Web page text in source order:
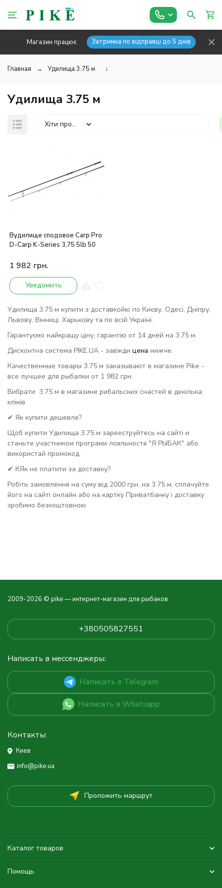
Магазин працює Затримка по відправці до 5 днів
Главная Удилища 3.75 м ↓
Удилища 3.75 м
Хіти продажів
Вудилище сподовое Carp Pro
D-Carp K-Series 3,75 5lb 50
1 982 грн.
Уведомить
Удилища 3.75 м купити з доставкойю по Києву, Одесі, Дніпру,
Львову, Вінниці, Харькову та по всій Україні.
Гарантуємо найкращу ціну, гарантію от 14 дней на 3.75 м.
Дисконтна система PIKE.UA - завжди цена нижче.
Качественные товары 3.75 м заказывают в магазине Pike -
все лучшее для рыбалки от 1 982 грн.
Вибрати 3.75 м в магазине рибальских снастей в декілька
кліків
✔ Як купити дешевле?
Щоб купити Удилища 3.75 м зарееструйтесь на сайті и
станьте участником програми лояльностя "Я РЫБАК" або
використай промокод.
✔ КЯк не платити за доставку?
Робіть замовлення на суму від 2000 грн, на 3.75 м, сплачуйте
його на сайті онлайн або на картку Приватбанку і доставку
зробимо безкоштовною
2009-2026 © pike — интернет-магазин для рыбаков
+380505827551
Написать в мессенджеры:
Написать в Telegram
Написать в Whatsapp
Контакты:
Киев
info@pike.ua
Проложить маршрут
Каталог товаров
Помощь